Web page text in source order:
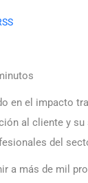
en el impacto
al cliente y
del
a más de mil